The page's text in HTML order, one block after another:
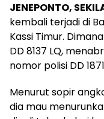
JENEPONTO,
kembali terjadi di
Kassi Timur.
DD 8137 LQ,
nomor polisi DD
Menurut sopir
dia mau